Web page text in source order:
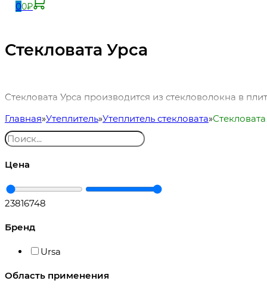
00₽
Стекловата Урса
Стекловата Урса производится из стекловолокна в
Главная Утеплитель Утеплитель стекловата
Цена
23816748
Бренд
Ursa
Область применения